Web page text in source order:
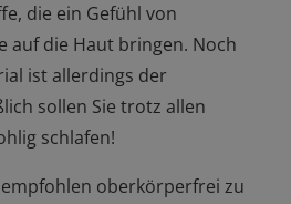
die ein Gefühl von
auf die Haut bringen. Noch
ist allerdings der
sollen Sie trotz allen
schlafen!
oberkörperfrei zu